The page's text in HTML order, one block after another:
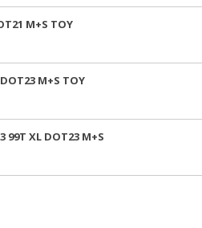
M+S TOY
M+S TOY
99T XL DOT23 M+S